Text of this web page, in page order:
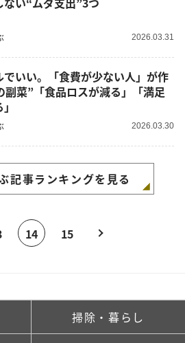
2026.03.31
でいい。「食費が少ない人」が作
副菜”「食品ロスが減る」「満足
2026.03.30
記事ランキングを見る
14 15
掃除・暮らし